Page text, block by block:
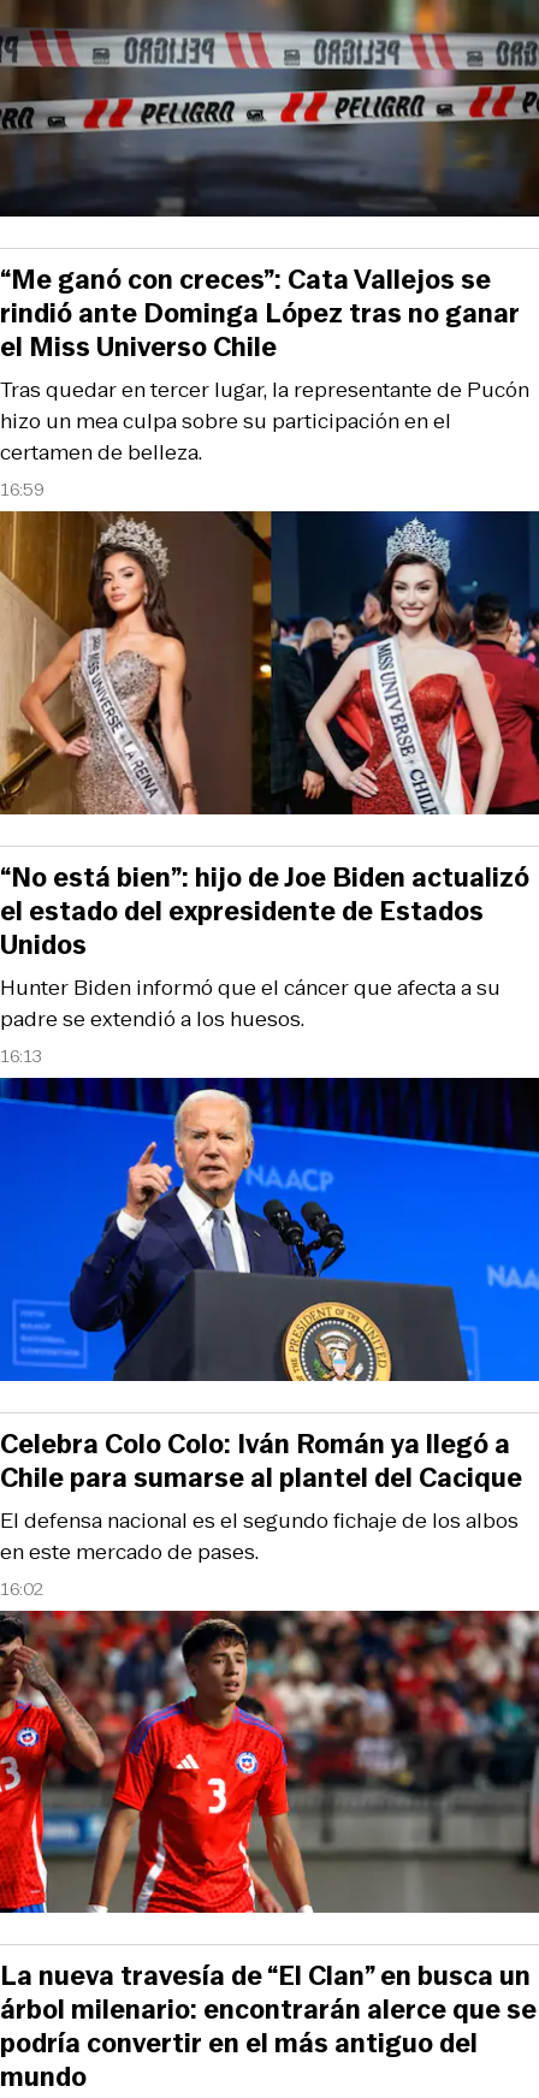
16:59
Tras quedar en tercer lugar, la representante de Pucón
hizo un mea culpa sobre su participación en el
certamen de belleza.
“Me ganó con creces”: Cata Vallejos se
rindió ante Dominga López tras no ganar
el Miss Universo Chile
16:13
Hunter Biden informó que el cáncer que afecta a su
padre se extendió a los huesos.
“No está bien”: hijo de Joe Biden actualizó
el estado del expresidente de Estados
Unidos
16:02
El defensa nacional es el segundo fichaje de los albos
en este mercado de pases.
Celebra Colo Colo: Iván Román ya llegó a
Chile para sumarse al plantel del Cacique
La nueva travesía de “El Clan” en busca un
árbol milenario: encontrarán alerce que se
podría convertir en el más antiguo del
mundo